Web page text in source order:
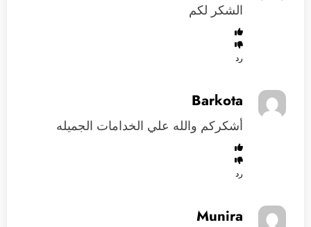
الشكر لكم
رد
Barkota
أشكركم والله علي الخدامات الجميله
رد
Munira